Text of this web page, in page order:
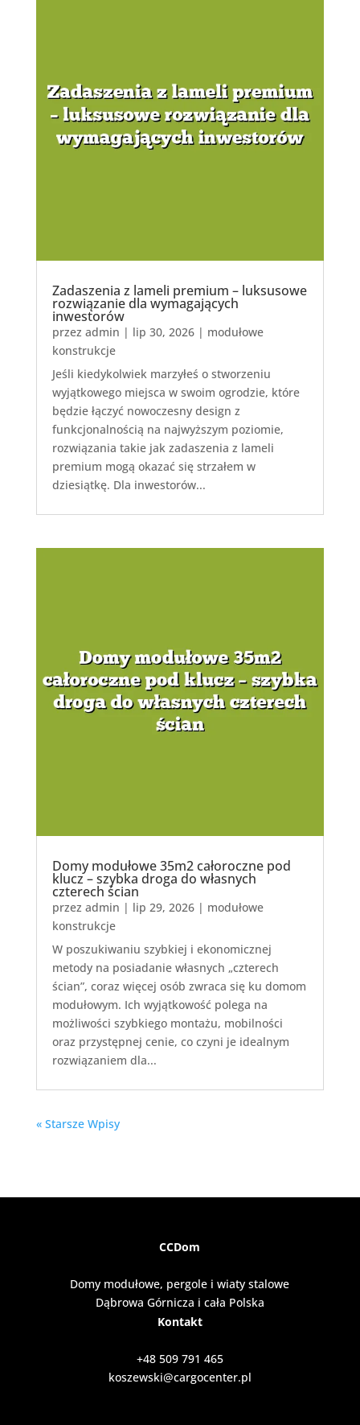
Zadaszenia z lameli premium – luksusowe
rozwiązanie dla wymagających
inwestorów
przez admin | lip 30, 2026| modułowe
konstrukcje
Jeśli kiedykolwiek marzyłeś o stworzeniu
wyjątkowego miejsca w swoim ogrodzie, które
będzie łączyć nowoczesny design z
funkcjonalnością na najwyższym poziomie,
rozwiązania takie jak zadaszenia z lameli
premium mogą okazać się strzałem w
dziesiątkę. Dla inwestorów...
Domy modułowe 35m2 całoroczne pod
klucz – szybka droga do własnych
czterech ścian
przez admin | lip 29, 2026| modułowe
konstrukcje
W poszukiwaniu szybkiej i ekonomicznej
metody na posiadanie własnych „czterech
ścian”, coraz więcej osób zwraca się ku domom
modułowym. Ich wyjątkowość polega na
możliwości szybkiego montażu, mobilności
oraz przystępnej cenie, co czyni je idealnym
rozwiązaniem dla...
« Starsze Wpisy
CCDom
Domy modułowe, pergole i wiaty stalowe
Dąbrowa Górnicza i cała Polska
Kontakt
+48 509 791 465
koszewski@cargocenter.pl